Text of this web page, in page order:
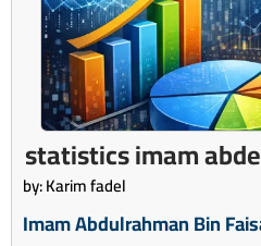
statistics imam
by: Karim fadel
Imam Abdulrahman Bin